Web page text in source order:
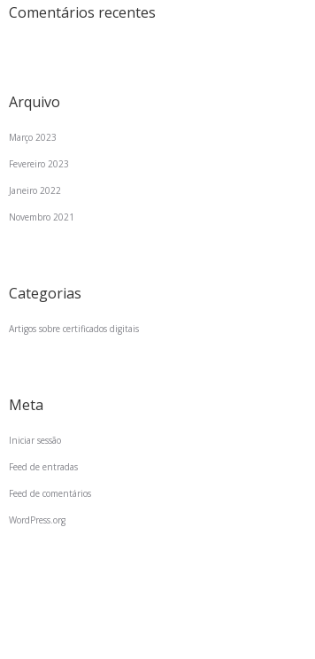
Comentários recentes
Arquivo
Março 2023
Fevereiro 2023
Janeiro 2022
Novembro 2021
Categorias
Artigos sobre certificados digitais
Meta
Iniciar sessão
Feed de entradas
Feed de comentários
WordPress.org